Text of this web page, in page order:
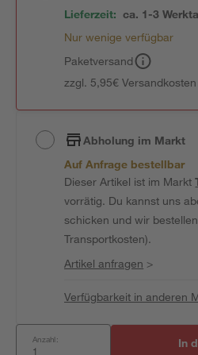
Lieferzeit: ca. 1-3
Nur wenige verfügbar
Paketversand
zzgl. 5,95€ Versandkosten
Abholung im Markt
Auf Anfrage bestellbar
Dieser Artikel ist im Markt
vorrätig. Du kannst uns
schicken und wir
Transportkosten).
Artikel anfragen >
Verfügbarkeit in anderen
Anzahl: In